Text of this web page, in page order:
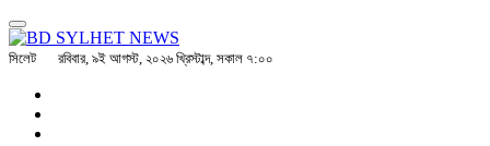
সিলেট রবিবার, ৯ই আগস্ট, ২০২৬ খ্রিস্টাব্দ, সকাল ৭:০০